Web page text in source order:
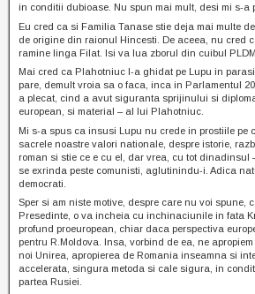
in conditii dubioase. Nu spun mai mult, desi mi s-a
Eu cred ca si Familia Tanase stie deja mai multe
de origine din raionul Hincesti. De aceea, nu cred
ramine linga Filat. Isi va lua zborul din cuibul
Mai cred ca Plahotniuc l-a ghidat pe Lupu in
pare, demult vroia sa o faca, inca in Parlamentul
a plecat, cind a avut siguranta sprijinului si
european, si material – al lui Plahotniuc.
Mi s-a spus ca insusi Lupu nu crede in prostiile pe
sacrele noastre valori nationale, despre istorie,
roman si stie ce e cu el, dar vrea, cu tot dinadinsul
se exrinda peste comunisti, aglutinindu-i. Adica
democrati.
Sper si am niste motive, despre care nu voi spune,
Presedinte, o va incheia cu inchinaciunile in fata
profund proeuropean, chiar daca perspectiva
pentru R.Moldova. Insa, vorbind de ea, ne
noi Unirea, apropierea de Romania inseamna si
accelerata, singura metoda si cale sigura, in
partea Rusiei.